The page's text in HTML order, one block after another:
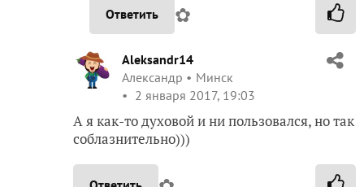
Ответить ✿
Aleksandr14
Александр
Минск
2 января 2017, 19:03
А я как-то духовой и ни пользовался, но так
соблазнительно)))